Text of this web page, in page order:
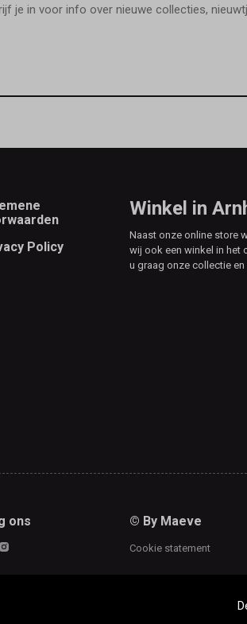
je in voor info over nieuwe collecties,
Policy
Winkel in
Naast onze online store
wij ook een winkel in het
u graag onze collectie
ons © By Maeve
Cookie statement